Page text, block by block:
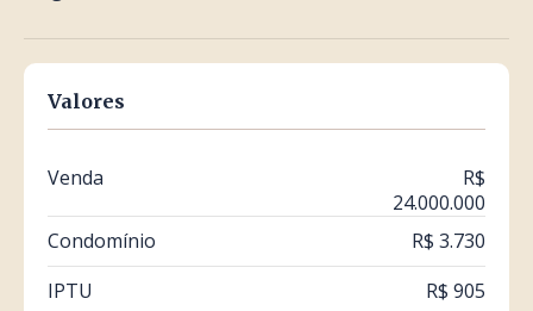
Valores
Venda
R$
24.000.000
Condomínio
R$ 3.730
IPTU
R$ 905